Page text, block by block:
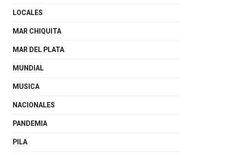
LOCALES
MAR CHIQUITA
MAR DEL PLATA
MUNDIAL
MUSICA
NACIONALES
PANDEMIA
PILA